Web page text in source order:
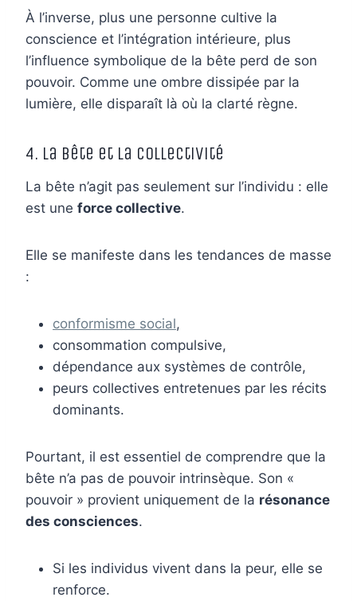
À l’inverse, plus une personne cultive la
conscience et l’intégration intérieure, plus
l’influence symbolique de la bête perd de son
pouvoir. Comme une ombre dissipée par la
lumière, elle disparaît là où la clarté règne.
4. La bête et la collectivité
La bête n’agit pas seulement sur l’individu : elle
est une force collective.
Elle se manifeste dans les tendances de masse
:
conformisme social,
consommation compulsive,
dépendance aux systèmes de contrôle,
peurs collectives entretenues par les récits
dominants.
Pourtant, il est essentiel de comprendre que la
bête n’a pas de pouvoir intrinsèque. Son «
pouvoir » provient uniquement de la résonance
des consciences.
Si les individus vivent dans la peur, elle se
renforce.